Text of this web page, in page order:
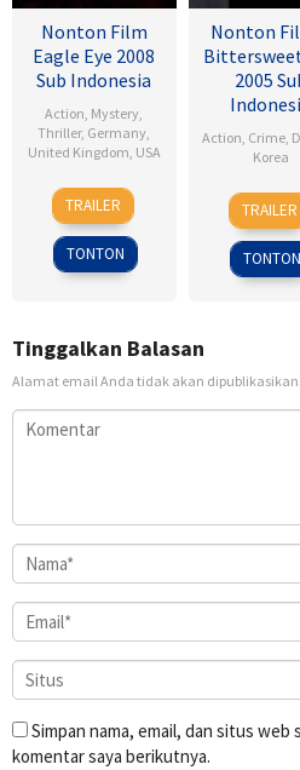
Nonton Film
Eagle Eye 2008
Sub Indonesia
Action, Mystery,
Thriller, Germany,
United Kingdom, USA
25
Sep
2008
D.J.
Caruso
TRAILER
TONTON
Nonton
2005
Action, Crime,
Korea
1
Apr
Kim
TRAILER
TONTON
Tinggalkan Balasan
Alamat email Anda tidak akan dipublikasikan.
Simpan nama, email, dan situs web
komentar saya berikutnya.